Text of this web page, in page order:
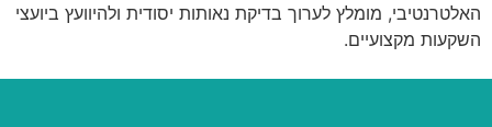
האלטרנטיבי, מומלץ לערוך בדיקת נאותות יסודית ולהיוועץ ביועצי
השקעות מקצועיים.